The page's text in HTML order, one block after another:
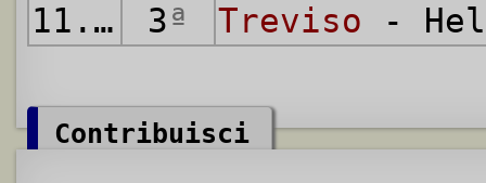
11.09.2002
3ª Treviso -
Contribuisci